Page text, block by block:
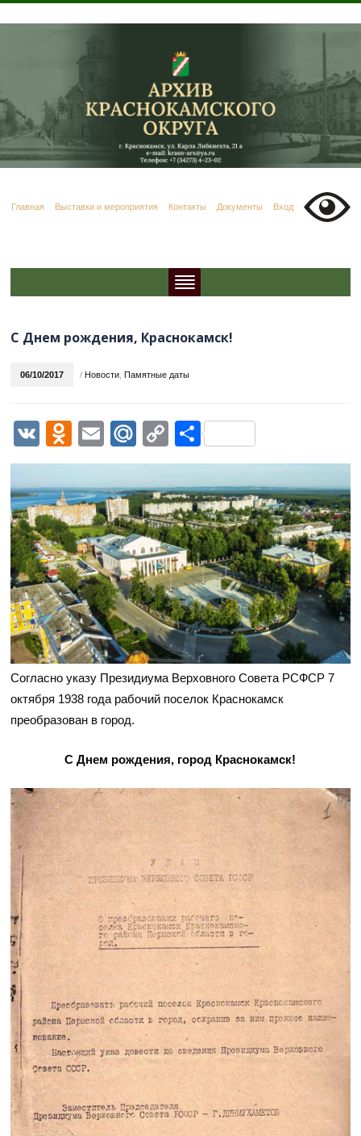
Главная Выставки и мероприятия Контакты Документы Вход
С Днем рождения, Краснокамск!
06/10/2017 / Новости ,Памятные даты
VK Odnoklassniki
EmailMail.Ru
Copy
Link
Отправить
Согласно указу Президиума Верховного Совета РСФСР 7
октября 1938 года рабочий поселок Краснокамск
преобразован в город.
С Днем рождения, город Краснокамск!